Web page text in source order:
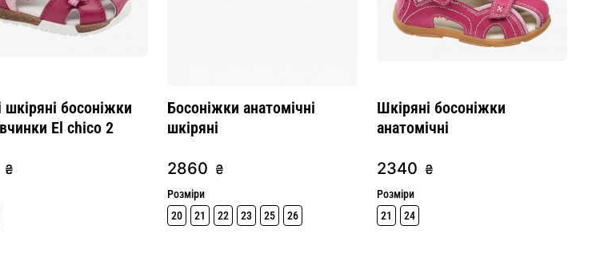
шкіряні босоніжки
El chico 2
₴
Босоніжки анатомічні
шкіряні
2860 ₴
Розміри
20
21 22 23 25 26
Шкіряні босоніжки
анатомічні
2340 ₴
Розміри
21
24